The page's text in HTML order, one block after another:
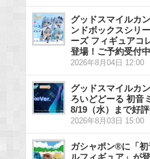
グッドスマイルカ
ンドボックスシリ
ーズ フィギュアコ
登場！ご予約受付中
2026年8月04日 12:00
グッドスマイルカ
ろいどどーる 初音
8/19（水）まで好
2026年8月03日 15:00
ガシャポン®に「